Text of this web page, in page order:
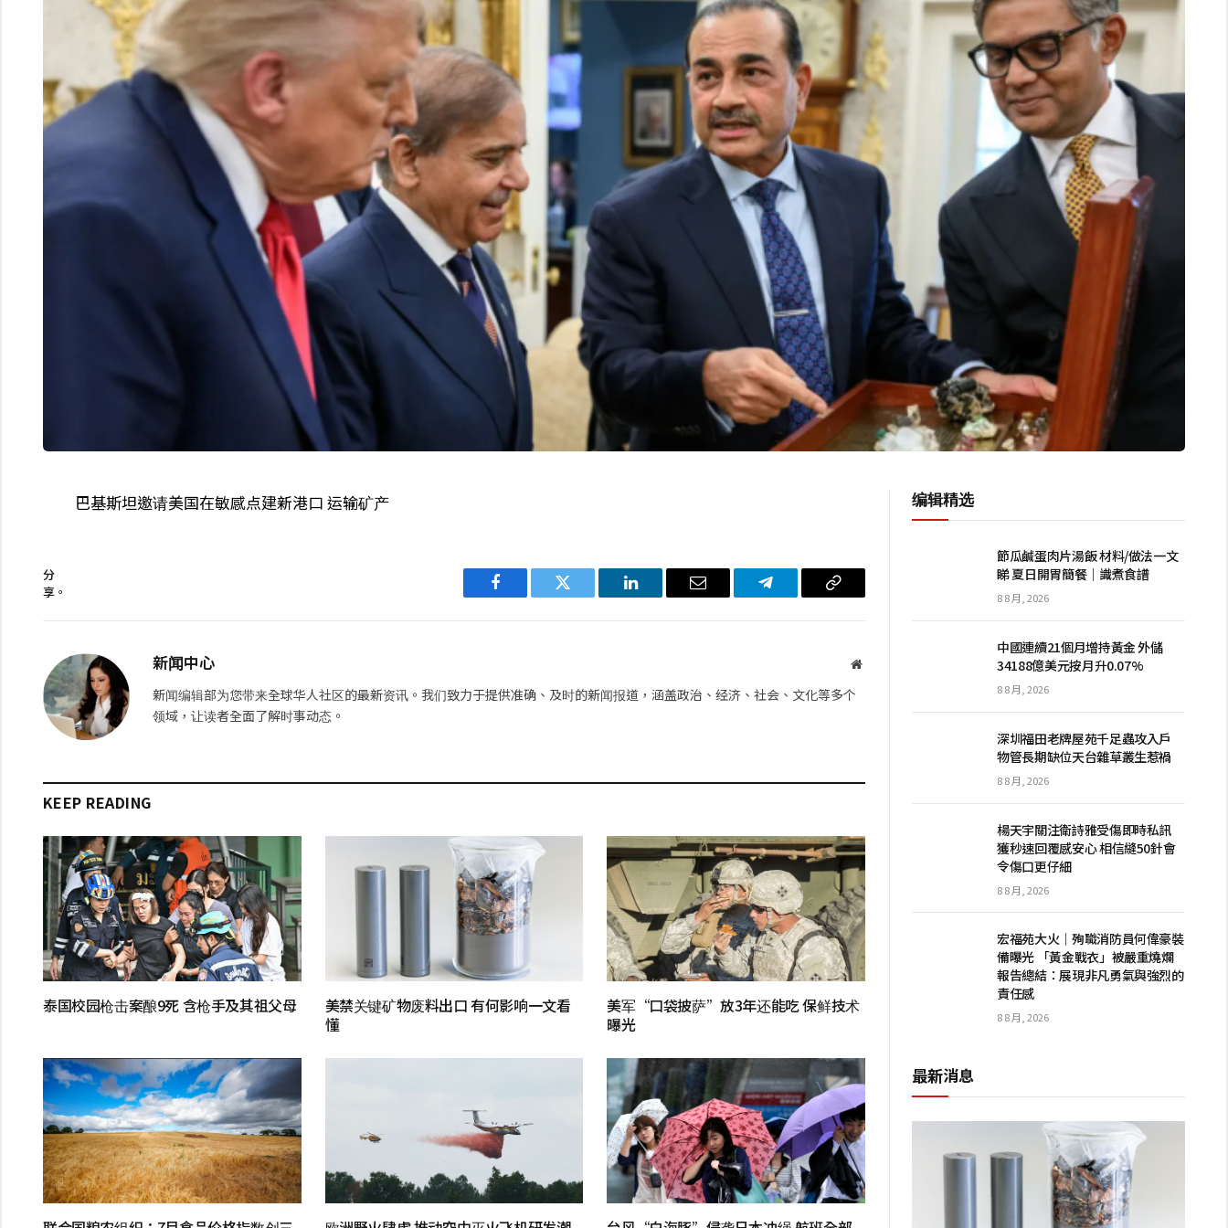
巴基斯坦邀请美国在敏感点建新港口 运输矿产
分
享。
Facebook Twitter LinkedIn 电
Telegram 复
新闻中心
网
新闻编辑部为您带来全球华人社区的最新资讯。我们致力于提供准确、及时的新闻报道，涵盖政治、经济、社会、文化等多个
领域，让读者全面了解时事动态。
KEEP READING
泰国校园枪击案酿9死 含枪手及其祖父母
美禁关键矿物废料出口 有何影响一文看
懂
美军“口袋披萨”放3年还能吃 保鲜技术
曝光
编辑精选
節瓜鹹蛋肉片湯飯 材料/做法一文
睇 夏日開胃簡餐｜識煮食譜
8 8 月, 2026
中國連續21個月增持黃金 外儲
34188億美元按月升0.07%
8 8 月, 2026
深圳福田老牌屋苑千足蟲攻入戶
物管長期缺位天台雜草叢生惹禍
8 8 月, 2026
楊天宇關注衛詩雅受傷即時私訊
獲秒速回覆感安心 相信縫50針會
令傷口更仔細
8 8 月, 2026
宏福苑大火｜殉職消防員何偉豪裝
備曝光 「黃金戰衣」被嚴重燒爛
報告總結：展現非凡勇氣與強烈的
責任感
8 8 月, 2026
最新消息